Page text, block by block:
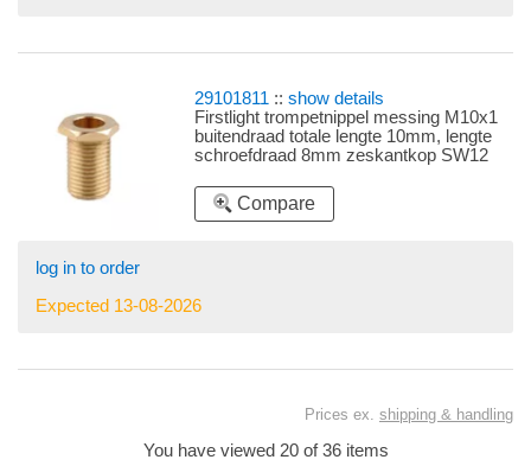
29101811 ::show details
Firstlight trompetnippel messing M10x1
buitendraad totale lengte 10mm, lengte
schroefdraad 8mm zeskantkop SW12
Compare
log in to order
Expected 13-08-2026
Prices ex. shipping & handling
You have viewed 20 of 36 items